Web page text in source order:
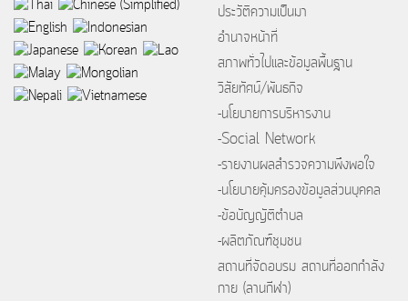
ประวัติความเป็นมา
อำนาจหน้าที่
สภาพทั่วไปและข้อมูลพื้นฐาน
วิสัยทัศน์/พันธกิจ
-นโยบายการบริหารงาน
-Social Network
-รายงานผลสำรวจความพึงพอใจ
-นโยบายคุ้มครองข้อมูลส่วนบุคคล
-ข้อบัญญัติตำบล
-ผลิตภัณฑ์ชุมชน
สถานที่จัดอบรม สถานที่ออกกำลัง
กาย (ลานกีฬา)